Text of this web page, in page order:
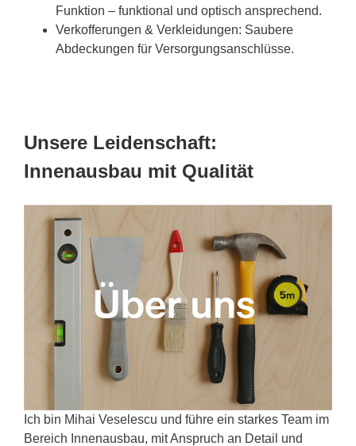
Funktion – funktional und optisch ansprechend.
Verkofferungen & Verkleidungen: Saubere
Abdeckungen für Versorgungsanschlüsse.
Unsere Leidenschaft:
Innenausbau mit Qualität
Ich bin Mihai Veselescu und führe ein starkes Team im
Bereich Innenausbau, mit Anspruch an Detail und